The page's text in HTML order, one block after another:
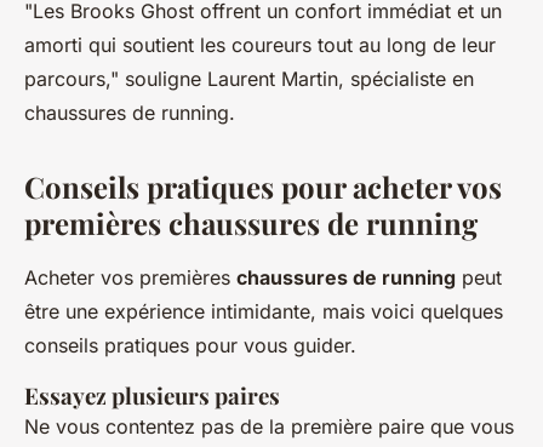
"Les Brooks Ghost offrent un confort immédiat et un
amorti qui soutient les coureurs tout au long de leur
parcours," souligne Laurent Martin, spécialiste en
chaussures de running.
Conseils pratiques pour acheter vos
premières chaussures de running
Acheter vos premières chaussures de running peut
être une expérience intimidante, mais voici quelques
conseils pratiques pour vous guider.
Essayez plusieurs paires
Ne vous contentez pas de la première paire que vous